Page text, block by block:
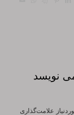
نویسد
علامت‌گذاری